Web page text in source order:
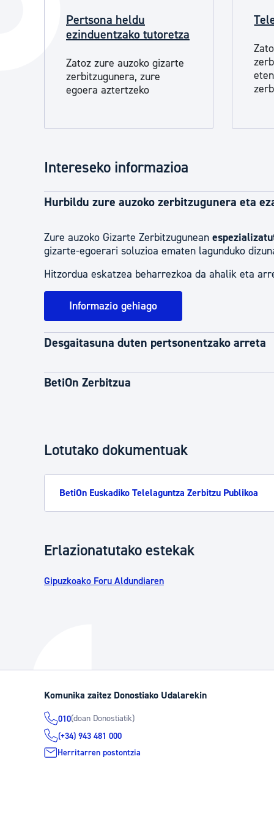
Hiria orain
Hiria ezagutu
Etorkizuneko hiria
Abisuak
Kultur
Pertsona heldu
ezinduentzako tutoretza
Zatoz zure auzoko gizarte
zerbitzugunera, zure
egoera aztertzeko
Intereseko informazioa
Hurbildu zure auzoko zerbitzugunera eta
Zure auzoko Gizarte Zerbitzugunean
gizarte-egoerari soluzioa ematen lagunduko
Hitzordua eskatzea beharrezkoa da ahalik eta
Informazio gehiago
Desgaitasuna duten pertsonentzako arreta
BetiOn Zerbitzua
Lotutako dokumentuak
BetiOn Euskadiko Telelaguntza Zerbitzu Publikoa
Erlazionatutako estekak
Gipuzkoako Foru Aldundiaren
Komunika zaitez Donostiako Udalarekin
010(doan Donostiatik)
(+34) 943 481 000
Herritarren postontzia